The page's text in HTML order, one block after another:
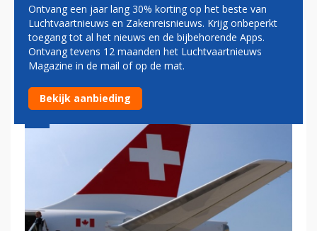
SWISS ROEMT EERSTE PAAR
WEKEN MET CSERIES
Ontvang een jaar lang 30% korting op het beste van
Luchtvaartnieuws en Zakenreisnieuws. Krijg onbeperkt
toegang tot al het nieuws en de bijbehorende Apps.
Ontvang tevens 12 maanden het Luchtvaartnieuws
Magazine in de mail of op de mat.
Bekijk aanbieding